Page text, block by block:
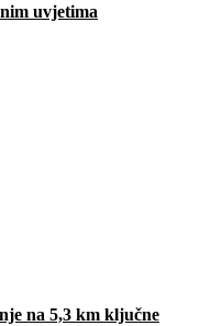
uvjetima
na 5,3 km ključne